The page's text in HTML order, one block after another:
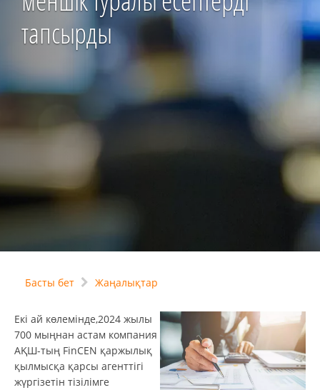
тапсырды
Басты бет Жаңалықтар
Екі ай көлемінде,2024 жылы
700 мыңнан астам компания
АҚШ-тың FinCEN қаржылық
қылмысқа қарсы агенттігі
жүргізетін тізілімге